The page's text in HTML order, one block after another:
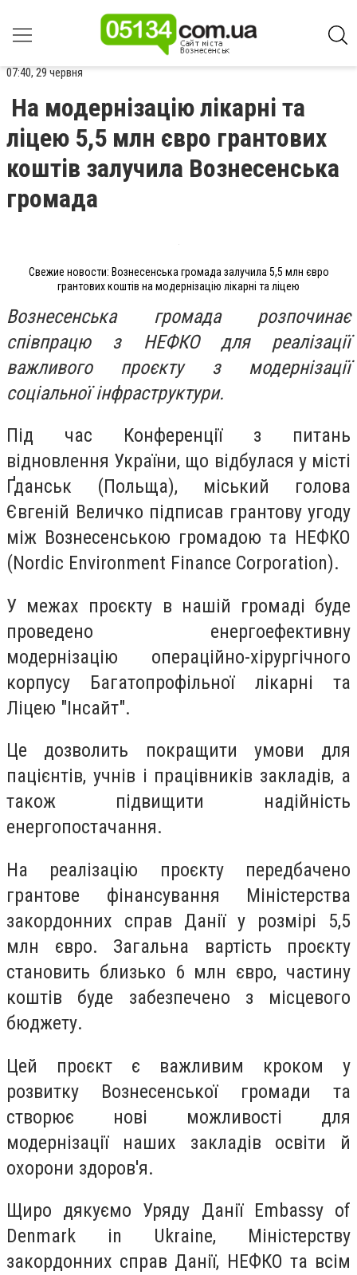
07:40, 29 червня
На модернізацію лікарні та
ліцею 5,5 млн євро грантових
коштів залучила Вознесенська
громада
Свежие новости: Вознесенська громада залучила 5,5 млн євро
грантових коштів на модернізацію лікарні та ліцею
Вознесенська громада розпочинає
співпрацю з НЕФКО для реалізації
важливого проєкту з модернізації
соціальної інфраструктури.
Під час Конференції з питань
відновлення України, що відбулася у місті
Ґданськ (Польща), міський голова
Євгеній Величко підписав грантову угоду
між Вознесенською громадою та НЕФКО
(Nordic Environment Finance Corporation).
У межах проєкту в нашій громаді буде
проведено енергоефективну
модернізацію операційно-хірургічного
корпусу Багатопрофільної лікарні та
Ліцею "Інсайт".
Це дозволить покращити умови для
пацієнтів, учнів і працівників закладів, а
також підвищити надійність
енергопостачання.
На реалізацію проєкту передбачено
грантове фінансування Міністерства
закордонних справ Данії у розмірі 5,5
млн євро. Загальна вартість проєкту
становить близько 6 млн євро, частину
коштів буде забезпечено з місцевого
бюджету.
Цей проєкт є важливим кроком у
розвитку Вознесенської громади та
створює нові можливості для
модернізації наших закладів освіти й
охорони здоров'я.
Щиро дякуємо Уряду Данії Embassy of
Denmark in Ukraine, Міністерству
закордонних справ Данії, НЕФКО та всім